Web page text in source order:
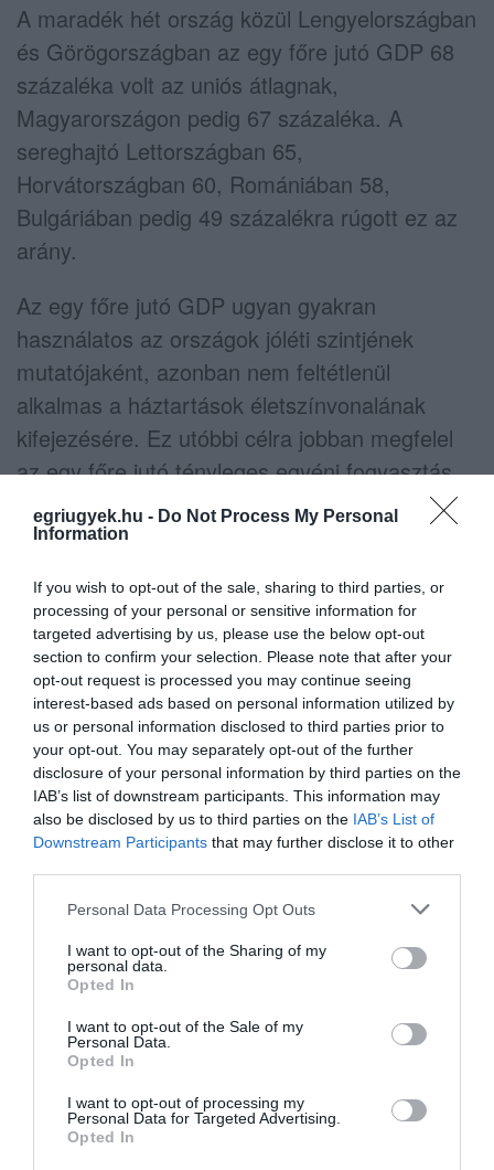
egriugyek.hu - Do Not Process My Personal
Information
If you wish to opt-out of the sale, sharing to third parties, or
processing of your personal or sensitive information for
targeted advertising by us, please use the below opt-out
section to confirm your selection. Please note that after your
opt-out request is processed you may continue seeing
interest-based ads based on personal information utilized by
us or personal information disclosed to third parties prior to
your opt-out. You may separately opt-out of the further
disclosure of your personal information by third parties on the
IAB’s list of downstream participants. This information may
also be disclosed by us to third parties on the IAB’s List of
Downstream Participants that may further disclose it to other
Please note that this website/app uses one or more Google
not limited to your visit or usage behaviour. You may click to
grant or deny consent to Google and its third-party tags to
use your data for below specified purposes in below Google
consent section.
Personal Data Processing Opt Outs
I want to opt-out of the Sharing of my
personal data.
Opted In
I want to opt-out of the Sale of my
Personal Data.
Opted In
I want to opt-out of processing my
Personal Data for Targeted Advertising.
Opted In
A maradék hét ország közül Lengyelországban
és Görögországban az egy főre jutó GDP 68
százaléka volt az uniós átlagnak,
Magyarországon pedig 67 százaléka. A
sereghajtó Lettországban 65,
Horvátországban 60, Romániában 58,
Bulgáriában pedig 49 százalékra rúgott ez az
arány.
Az egy főre jutó GDP ugyan gyakran
használatos az országok jóléti szintjének
mutatójaként, azonban nem feltétlenül
alkalmas a háztartások életszínvonalának
kifejezésére. Ez utóbbi célra jobban megfelel
az egy főre jutó tényleges egyéni fogyasztás.
Az AIC-mutatót nézve is Luxemburg az első,
utolsó az átlag 53 százalékával. Az átlag fölött
tíz ország teljesít: Luxemburg mögött
Németország (122 százalék), Ausztria (119
százalék), Nagy-Britannia (116 százalék),
Finnország (114 százalék), Dánia (113
százalék), Belgium (112 százalék),
Franciaország (111 százalék), Hollandia (111
százalék) és Svédország (110 százalék).
Az átlagnál legfeljebb 30 százalékponttal
alacsonyabb kategóriában 13 ország szerepel:
Olaszország (98 százalék), Írország (96
százalék), Ciprus (91 százalék),
százalék), Portugália (82 százalék), Málta (81
százalék), Csehország (78 százalék),
Görögország (77 százalék), Szlovákia (76
százalék), Szlovénia (76 százalék),